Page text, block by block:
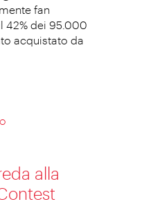
fan
42% dei 95.000
acquistato da
alla